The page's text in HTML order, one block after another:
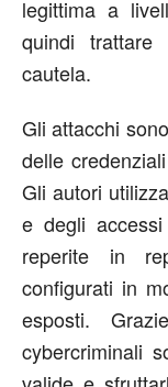
legittima a
quindi
cautela.
Gli attacchi
delle
Gli autori
e degli
reperite in
configurati in
esposti.
cybercriminali